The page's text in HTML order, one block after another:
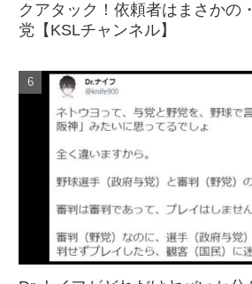
クアタック！依頼者はまさかの
党【KSLチャンネル】